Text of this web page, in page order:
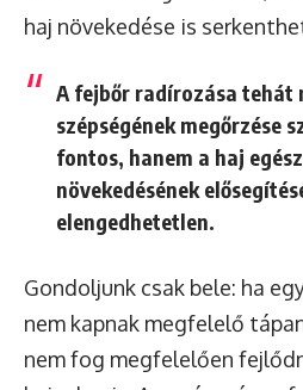
haj növekedése is
A fejbőr radírozása tehát
szépségének megőrzése
fontos, hanem a haj
növekedésének
elengedhetetlen.
Gondoljunk csak bele: ha
nem kapnak megfelelő
nem fog megfelelően